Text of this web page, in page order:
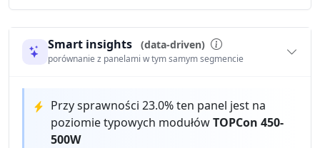
Smart insights (data-driven)
porównanie z panelami w tym samym segmencie
Przy sprawności 23.0% ten panel jest na
poziomie typowych modułówTOPCon 450-
500W